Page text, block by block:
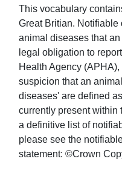
This vocabulary
Great Britian.
animal diseases that
legal obligation to
Health Agency
suspicion that an
diseases' are defined
currently present within
a definitive list of
please see the
statement: ©Crown